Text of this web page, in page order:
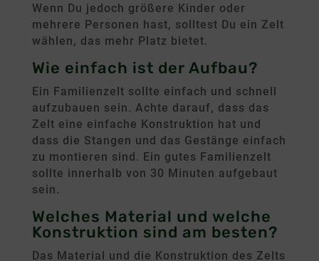
Wenn Du jedoch größere Kinder oder
mehrere Personen hast, solltest Du ein Zelt
wählen, das mehr Platz bietet.
Wie einfach ist der Aufbau?
Ein Familienzelt sollte einfach und schnell
aufzubauen sein. Achte darauf, dass das
Zelt eine einfache Konstruktion hat und
dass die Stangen und das Gestänge einfach
zu montieren sind. Ein gutes Familienzelt
sollte innerhalb von 30 Minuten aufgebaut
sein.
Welches Material und welche
Konstruktion sind am besten?
Das Material und die Konstruktion des Zelts